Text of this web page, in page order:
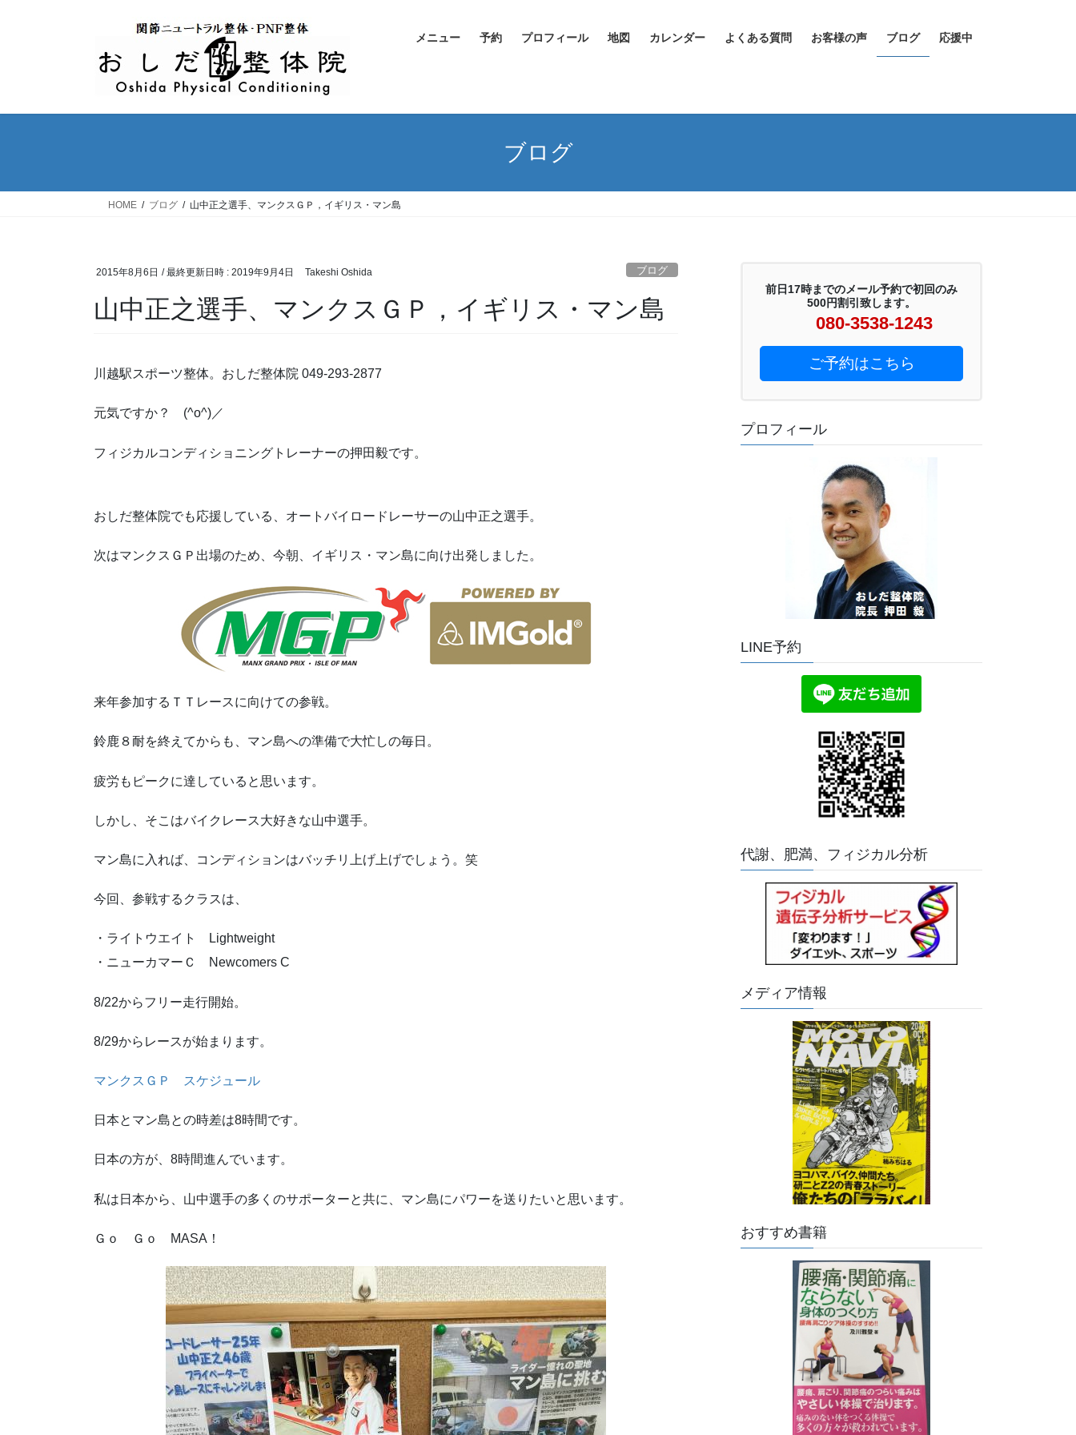
メニュー 予約 プロフィール 地図 カレンダー よくある質問 お客様の声 ブログ 応援中
ブログ
HOME ブログ 山中正之選手、マンクスＧＰ，イギリス・マン島
2015年8月6日 / 最終更新日時 : 2019年9月4日 Takeshi Oshida ブログ
山中正之選手、マンクスＧＰ，イギリス・マン島
川越駅スポーツ整体。おしだ整体院 049-293-2877
元気ですか？ (^o^)／
フィジカルコンディショニングトレーナーの押田毅です。
おしだ整体院でも応援している、オートバイロードレーサーの山中正之選手。
次はマンクスＧＰ出場のため、今朝、イギリス・マン島に向け出発しました。
来年参加するＴＴレースに向けての参戦。
鈴鹿８耐を終えてからも、マン島への準備で大忙しの毎日。
疲労もピークに達していると思います。
しかし、そこはバイクレース大好きな山中選手。
マン島に入れば、コンディションはバッチリ上げ上げでしょう。笑
今回、参戦するクラスは、
・ライトウエイト Lightweight
・ニューカマーＣ Newcomers C
8/22からフリー走行開始。
8/29からレースが始まります。
マンクスＧＰ スケジュール
日本とマン島との時差は8時間です。
日本の方が、8時間進んでいます。
私は日本から、山中選手の多くのサポーターと共に、マン島にパワーを送りたいと思います。
Ｇｏ Ｇｏ MASA！
前日17時までのメール予約で初回のみ
500円割引致します。
080-3538-1243
ご予約はこちら
プロフィール
LINE予約
代謝、肥満、フィジカル分析
メディア情報
おすすめ書籍